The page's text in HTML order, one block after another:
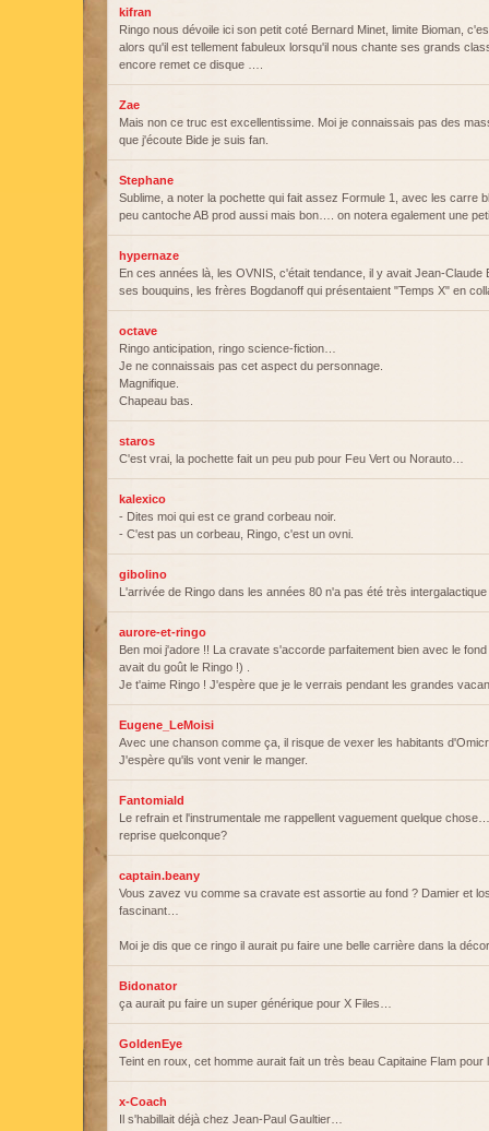
kifran
Ringo nous dévoile ici son petit coté Bernard Minet, limite Bioman,
alors qu'il est tellement fabuleux lorsqu'il nous chante ses grands
encore remet ce disque ….
Zae
Mais non ce truc est excellentissime. Moi je connaissais pas des
que j'écoute Bide je suis fan.
Stephane
Sublime, a noter la pochette qui fait assez Formule 1, avec les carre
peu cantoche AB prod aussi mais bon…. on notera egalement une
hypernaze
En ces années là, les OVNIS, c'était tendance, il y avait Jean-Claude
ses bouquins, les frères Bogdanoff qui présentaient "Temps X" en
octave
Ringo anticipation, ringo science-fiction…
Je ne connaissais pas cet aspect du personnage.
Magnifique.
Chapeau bas.
staros
C'est vrai, la pochette fait un peu pub pour Feu Vert ou Norauto…
kalexico
- Dites moi qui est ce grand corbeau noir.
- C'est pas un corbeau, Ringo, c'est un ovni.
gibolino
L'arrivée de Ringo dans les années 80 n'a pas été très intergalactique
aurore-et-ringo
Ben moi j'adore !! La cravate s'accorde parfaitement bien avec le
avait du goût le Ringo !) .
Je t'aime Ringo ! J'espère que je le verrais pendant les grandes
Eugene_LeMoisi
Avec une chanson comme ça, il risque de vexer les habitants
J'espère qu'ils vont venir le manger.
Fantomiald
Le refrain et l'instrumentale me rappellent vaguement quelque
reprise quelconque?
captain.beany
Vous zavez vu comme sa cravate est assortie au fond ? Damier et
fascinant…
Moi je dis que ce ringo il aurait pu faire une belle carrière dans la
Bidonator
ça aurait pu faire un super générique pour X Files…
GoldenEye
Teint en roux, cet homme aurait fait un très beau Capitaine Flam pour
x-Coach
Il s'habillait déjà chez Jean-Paul Gaultier…